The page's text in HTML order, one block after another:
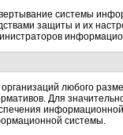
системы
защиты и их
любого
Для
системы.